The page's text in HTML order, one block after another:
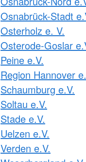
Osnabrück-Stadt
Osterholz e. V.
Osterode-Goslar
Peine e.V.
Region Hannover
Schaumburg e.V.
Soltau e.V.
Stade e.V.
Uelzen e.V.
Verden e.V.